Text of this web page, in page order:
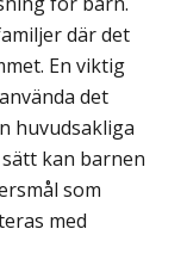
där det
En viktig
det
huvudsakliga
kan barnen
som
med